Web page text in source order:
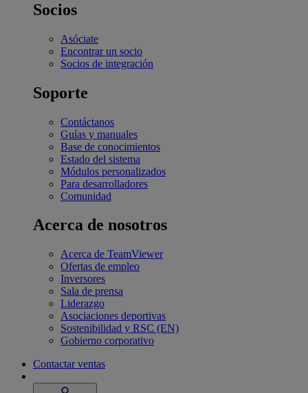
Socios
Asóciate
Encontrar un socio
Socios de integración
Soporte
Contáctanos
Guías y manuales
Base de conocimientos
Estado del sistema
Módulos personalizados
Para desarrolladores
Comunidad
Acerca de nosotros
Acerca de TeamViewer
Ofertas de empleo
Inversores
Sala de prensa
Liderazgo
Asociaciones deportivas
Sostenibilidad y RSC (EN)
Gobierno corporativo
Contactar ventas